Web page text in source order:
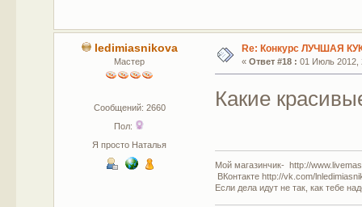
ledimiasnikova
Мастер
Сообщений: 2660
Пол:
Я просто Наталья
Re: Конкурс ЛУЧШАЯ
« Ответ #18 : 01 Июль 2012,
Какие
Мой магазинчик- http://
ВКонтакте http://vk.com/
Если дела идут не так, как тебе